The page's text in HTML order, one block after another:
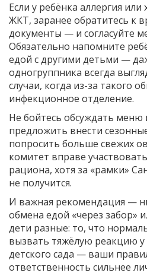
Если у ребёнка аллергия
ЖКТ, заранее обратитесь к
документы — и согласуйте
Обязательно напомните
едой с другими детьми —
одногруппника всегда
случаи, когда из-за такого
инфекционное отделение.
Не бойтесь обсуждать меню
предложить внести
попросить больше свежих
комитет вправе
рациона, хотя за «рамки»
не получится.
И важная рекомендация —
обмена едой «через забор»
дети разные: то, что
вызвать тяжёлую реакцию у
детского сада — ваши
ответственность сильнее